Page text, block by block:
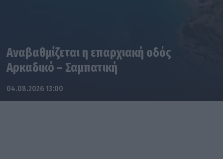
Αναβαθμίζεται η επαρχιακή οδός
Αρκαδικό – Σαμπατική
04.08.2026 13:00